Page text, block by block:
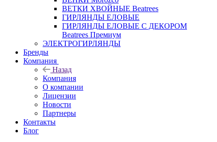
ВЕТКИ ХВОЙНЫЕ Beatrees
ГИРЛЯНДЫ ЕЛОВЫЕ
ГИРЛЯНДЫ ЕЛОВЫЕ С ДЕКОРОМ
Beatrees Премиум
ЭЛЕКТРОГИРЛЯНДЫ
Бренды
Компания
Назад
Компания
О компании
Лицензии
Новости
Партнеры
Контакты
Блог